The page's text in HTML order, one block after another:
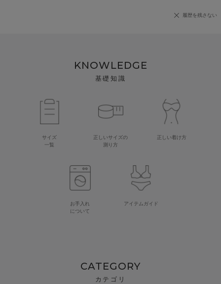
履歴を残さない
KNOWLEDGE
基礎知識
サイズ
一覧
正しいサイズの
測り方
正しい着け方
お手入れ
について
アイテムガイド
CATEGORY
カテゴリ